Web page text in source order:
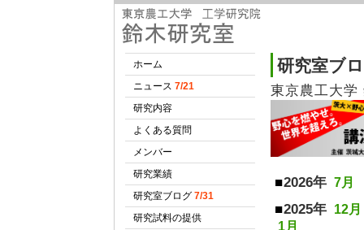
研究室ブ
東京農工大学
2026年 7月
2025年 12月
1月